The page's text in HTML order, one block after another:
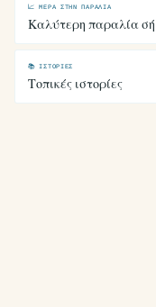
📈 ΜΈΡΑ ΣΤΗΝ ΠΑΡΑΛΊΑ
Καλύτερη παραλία
📚 ΙΣΤΟΡΊΕΣ
Τοπικές ιστορίες